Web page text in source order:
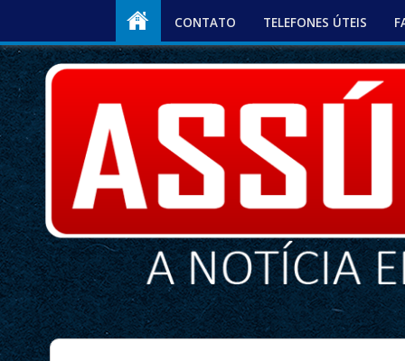
CONTATO TELEFONES ÚTEIS